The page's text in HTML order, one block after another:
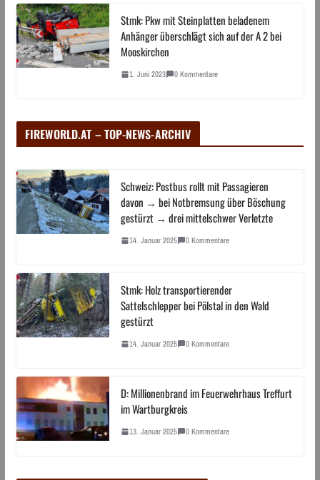
Stmk: Pkw mit Steinplatten beladenem
Anhänger überschlägt sich auf der A 2 bei
Mooskirchen
1. Juni 2023 0 Kommentare
FIREWORLD.AT – TOP-NEWS-ARCHIV
Schweiz: Postbus rollt mit Passagieren
davon → bei Notbremsung über Böschung
gestürzt → drei mittelschwer Verletzte
14. Januar 2025 0 Kommentare
Stmk: Holz transportierender
Sattelschlepper bei Pölstal in den Wald
gestürzt
14. Januar 2025 0 Kommentare
D: Millionenbrand im Feuerwehrhaus Treffurt
im Wartburgkreis
13. Januar 2025 0 Kommentare